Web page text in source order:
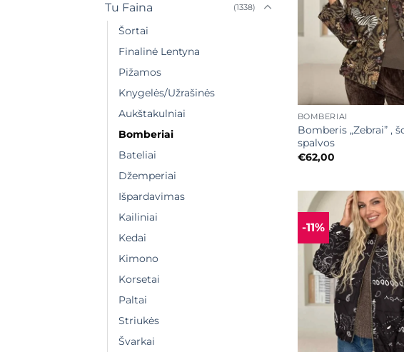
Tu Faina (1338)
Šortai
Finalinė Lentyna
Pižamos
Knygelės/Užrašinės
Aukštakulniai
Bomberiai
Bateliai
Džemperiai
Išpardavimas
Kailiniai
Kedai
Kimono
Korsetai
Paltai
Striukės
Švarkai
BOMBERIAI
Bomberis „Zebrai” ,
spalvos
€62,00
-11%